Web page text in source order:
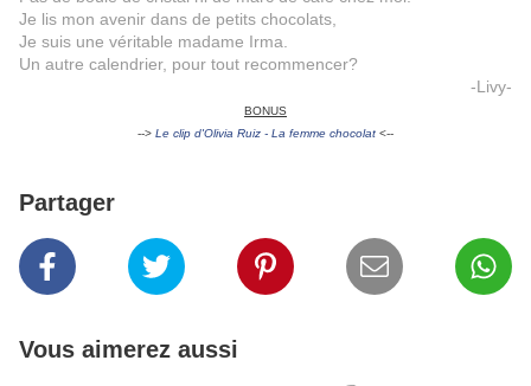
Je lis mon avenir dans de petits chocolats,
Je suis une véritable madame Irma.
Un autre calendrier, pour tout recommencer?
-Livy-
BONUS
--> Le clip d'Olivia Ruiz - La femme chocolat <--
Partager
Vous aimerez aussi